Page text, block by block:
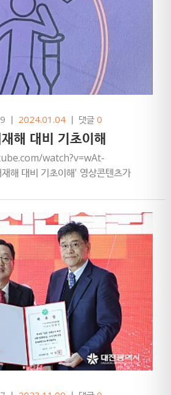
ㅣ 2024.01.04 ㅣ 댓글0
해 대비 기초이해
watch?v=wAt-
해 대비 기초이해' 영상콘텐츠가